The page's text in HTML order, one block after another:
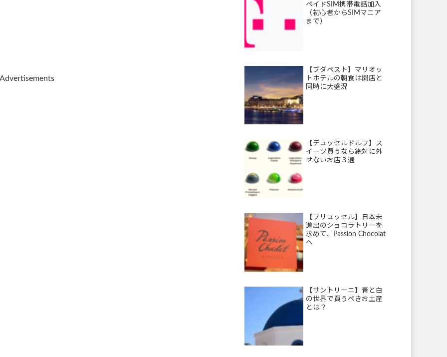
Advertisements
ペイドSIM携帯電話加入
（初心者からSIMマニア
まで）
【ブダペスト】マリオッ
トホテルの朝食は開店と
同時に大盛況
【デュッセルドルフ】ス
イーツ買うなら絶対に外
せないお店３選
【ブリュッセル】日本未
進出のショコラトリーを
求めて、Passion Chocolat
へ
【サントリーニ】青と白
の世界で買うべきお土産
とは？